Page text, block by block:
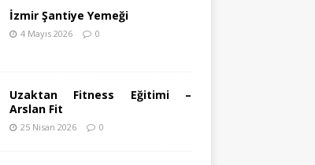
İzmir Şantiye Yemeği
4 Mayıs 2026 0
Uzaktan Fitness Eğitimi –
Arslan Fit
25 Nisan 2026 0